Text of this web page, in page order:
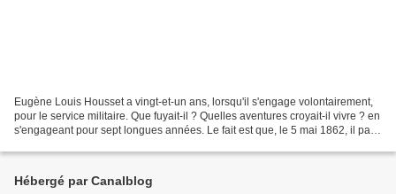
Eugène Louis Housset a vingt-et-un ans, lorsqu'il s'engage volontairement,
pour le service militaire. Que fuyait-il ? Quelles aventures croyait-il vivre ? en
s'engageant pour sept longues années. Le fait est que, le 5 mai 1862, il part
Hébergé par Canalblog